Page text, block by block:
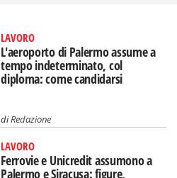
LAVORO
L'aeroporto di Palermo assume a
tempo indeterminato, col
diploma: come candidarsi
diRedazione
LAVORO
Ferrovie e Unicredit assumono a
Palermo e Siracusa: figure,